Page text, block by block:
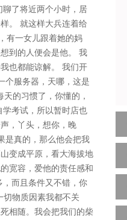
了将近两个小时，居
。 就这样大兵连着给
有一女儿跟着她的妈
到的人便会是他。 我
也都能谅解。 我们开
个服务器，天哪，这是
的习惯了，你懂的，
考试，所以暂时店也
，丫头，想你，晚
是真的，那么他会把我
变成平原，看大海拔地
宽容，爱他的责任感和
，而且条件又不错，你
切物质因素我都不关
相随。我会把我们的柴